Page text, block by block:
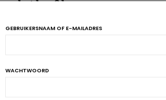
het hoofd
onder controle zijn,de inname van rauwe
geestelijke gezondheid
of verwerken.
verband vast te stellen, specificeert de studie wel
blijken met een goede geestelijke
GEBRUIKERSNAAM OF E-MAILADRES
WACHTWOORD